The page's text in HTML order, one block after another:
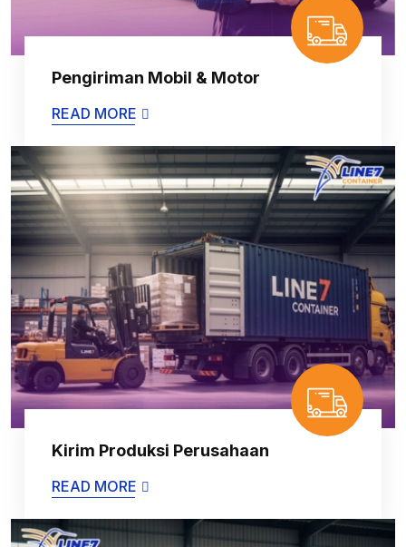
Pengiriman Mobil & Motor
READ MORE
Kirim Produksi Perusahaan
READ MORE